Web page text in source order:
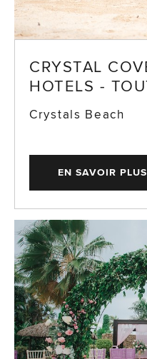
CRYSTAL
HOTELS -
Crystals Beach
EN SAVOIR PLUS